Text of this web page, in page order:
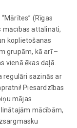
(Rīgas
mācības attālināti,
koplietošanas
grupām, kā arī –
vienā ēkas daļā.
regulāri sazinās ar
Piesardzības
mājas
mācībām,